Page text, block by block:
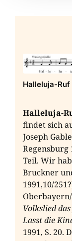
Halleluja-Ruf
Halleluja-
findet sich
Joseph
Regensburg
Teil. Wir
Bruckner
1991,10/
Volkslied
Lasst die
1991, S. 20.